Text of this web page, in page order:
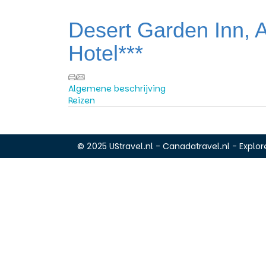
Desert Garden Inn,
Hotel***
Algemene beschrijving
Reizen
© 2025 UStravel.nl - Canadatravel.nl -